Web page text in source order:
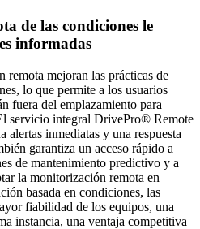
de las condiciones le
informadas
mejoran las prácticas de
lo que permite a los usuarios
fuera del emplazamiento para
servicio integral DrivePro® Remote
inmediatas y una respuesta
garantiza un acceso rápido a
de mantenimiento predictivo y a
la monitorización remota en
basada en condiciones, las
fiabilidad de los equipos, una
instancia, una ventaja competitiva